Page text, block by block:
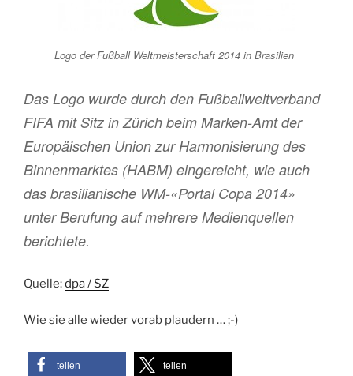
Logo der Fußball Weltmeisterschaft 2014 in Brasilien
Das Logo wurde durch den Fußballweltverband
FIFA mit Sitz in Zürich beim Marken-Amt der
Europäischen Union zur Harmonisierung des
Binnenmarktes (HABM) eingereicht, wie auch
das brasilianische WM-«Portal Copa 2014»
unter Berufung auf mehrere Medienquellen
berichtete.
Quelle:dpa / SZ
Wie sie alle wieder vorab plaudern … ;-)
teilen teilen